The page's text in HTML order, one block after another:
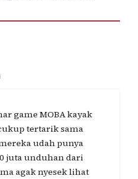
game MOBA kayak
tertarik sama
udah punya
juta unduhan dari
agak nyesek lihat